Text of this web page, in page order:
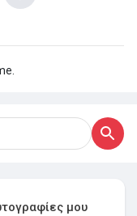
μου